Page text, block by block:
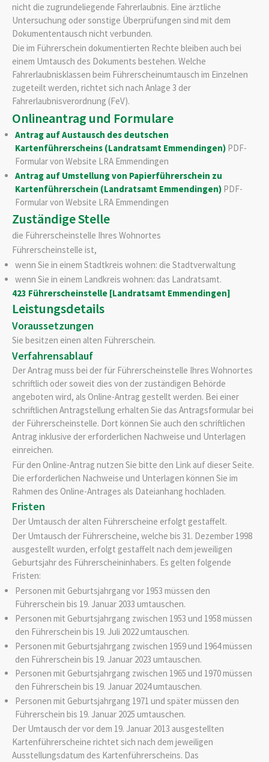
nicht die zugrundeliegende Fahrerlaubnis. Eine ärztliche
Untersuchung oder sonstige Überprüfungen sind mit dem
Dokumententausch nicht verbunden.
Die im Führerschein dokumentierten Rechte bleiben auch bei
einem Umtausch des Dokuments bestehen. Welche
Fahrerlaubnisklassen beim Führerscheinumtausch im Einzelnen
zugeteilt werden, richtet sich nach Anlage 3 der
Fahrerlaubnisverordnung (FeV).
Onlineantrag und Formulare
Antrag auf Austausch des deutschen
Kartenführerscheins (Landratsamt Emmendingen) PDF-
Formular von Website LRA Emmendingen
Antrag auf Umstellung von Papierführerschein zu
Kartenführerschein (Landratsamt Emmendingen) PDF-
Formular von Website LRA Emmendingen
Zuständige Stelle
die Führerscheinstelle Ihres Wohnortes
Führerscheinstelle ist,
wenn Sie in einem Stadtkreis wohnen: die Stadtverwaltung
wenn Sie in einem Landkreis wohnen: das Landratsamt.
423 Führerscheinstelle [Landratsamt Emmendingen]
Leistungsdetails
Voraussetzungen
Sie besitzen einen alten Führerschein.
Verfahrensablauf
Der Antrag muss bei der für Führerscheinstelle Ihres Wohnortes
schriftlich oder soweit dies von der zuständigen Behörde
angeboten wird, als Online-Antrag gestellt werden. Bei einer
schriftlichen Antragstellung erhalten Sie das Antragsformular bei
der Führerscheinstelle. Dort können Sie auch den schriftlichen
Antrag inklusive der erforderlichen Nachweise und Unterlagen
einreichen.
Für den Online-Antrag nutzen Sie bitte den Link auf dieser Seite.
Die erforderlichen Nachweise und Unterlagen können Sie im
Rahmen des Online-Antrages als Dateianhang hochladen.
Fristen
Der Umtausch der alten Führerscheine erfolgt gestaffelt.
Der Umtausch der Führerscheine, welche bis 31. Dezember 1998
ausgestellt wurden, erfolgt gestaffelt nach dem jeweiligen
Geburtsjahr des Führerscheininhabers. Es gelten folgende
Fristen:
Personen mit Geburtsjahrgang vor 1953 müssen den
Führerschein bis 19. Januar 2033 umtauschen.
Personen mit Geburtsjahrgang zwischen 1953 und 1958 müssen
den Führerschein bis 19. Juli 2022 umtauschen.
Personen mit Geburtsjahrgang zwischen 1959 und 1964 müssen
den Führerschein bis 19. Januar 2023 umtauschen.
Personen mit Geburtsjahrgang zwischen 1965 und 1970 müssen
den Führerschein bis 19. Januar 2024 umtauschen.
Personen mit Geburtsjahrgang 1971 und später müssen den
Führerschein bis 19. Januar 2025 umtauschen.
Der Umtausch der vor dem 19. Januar 2013 ausgestellten
Kartenführerscheine richtet sich nach dem jeweiligen
Ausstellungsdatum des Kartenführerscheins. Das